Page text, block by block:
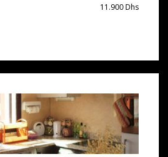
11.900Dhs